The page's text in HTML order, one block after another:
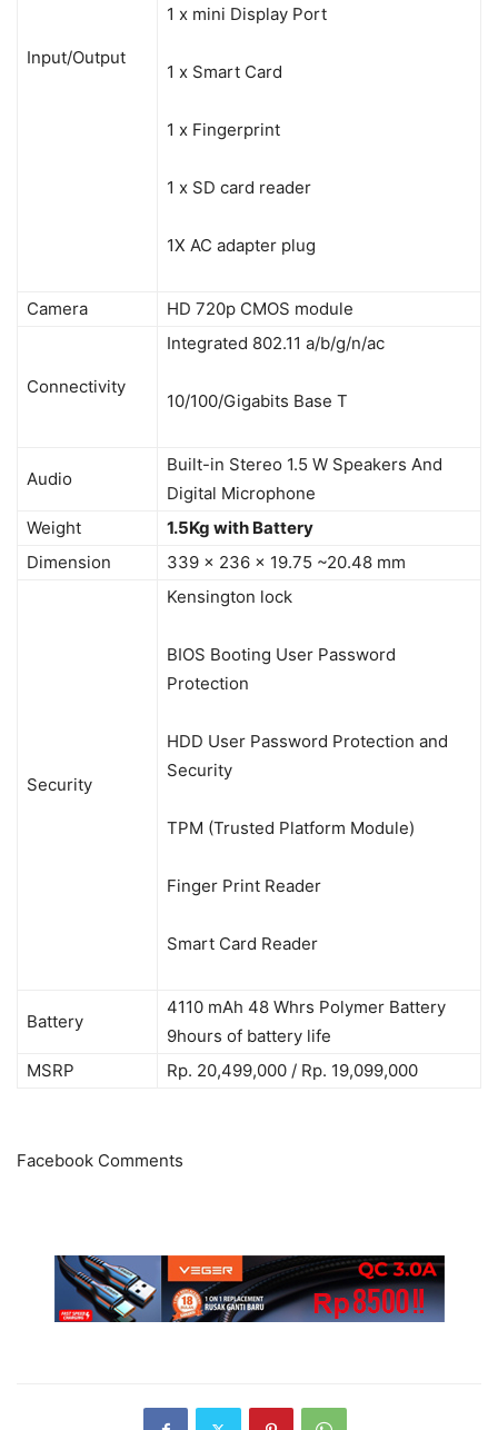
Input/Output
1 x mini Display Port
1 x Smart Card
1 x Fingerprint
1 x SD card reader
1X AC adapter plug
Camera HD 720p CMOS module
Connectivity
Integrated 802.11 a/b/g/n/ac
10/100/Gigabits Base T
Audio
Built-in Stereo 1.5 W Speakers And
Digital Microphone
Weight
1.5Kg with Battery
Dimension
339 x 236 x 19.75 ~20.48 mm
Security
Kensington lock
BIOS Booting User Password
Protection
HDD User Password Protection and
Security
TPM (Trusted Platform Module)
Finger Print Reader
Smart Card Reader
Battery
4110 mAh 48 Whrs Polymer Battery
9hours of battery life
MSRP
Rp. 20,499,000 / Rp. 19,099,000
Facebook Comments